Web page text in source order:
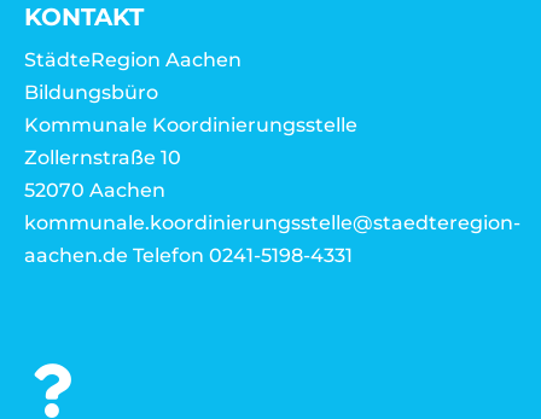
KONTAKT
StädteRegion Aachen
Bildungsbüro
Kommunale Koordinierungsstelle
Zollernstraße 10
52070 Aachen
kommunale.koordinierungsstelle@staedteregion-
aachen.de Telefon 0241-5198-4331